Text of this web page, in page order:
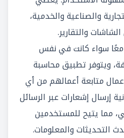
والصناعية والخدمية،
والتقارير.
معًا سواء كانت في نفس
ويتوفر تطبيق محاسبة
متابعة أعمالهم من أي
إرسال إشعارات عبر الرسائل
مما يتيح للمستخدمين
التحديثات والمعلومات.